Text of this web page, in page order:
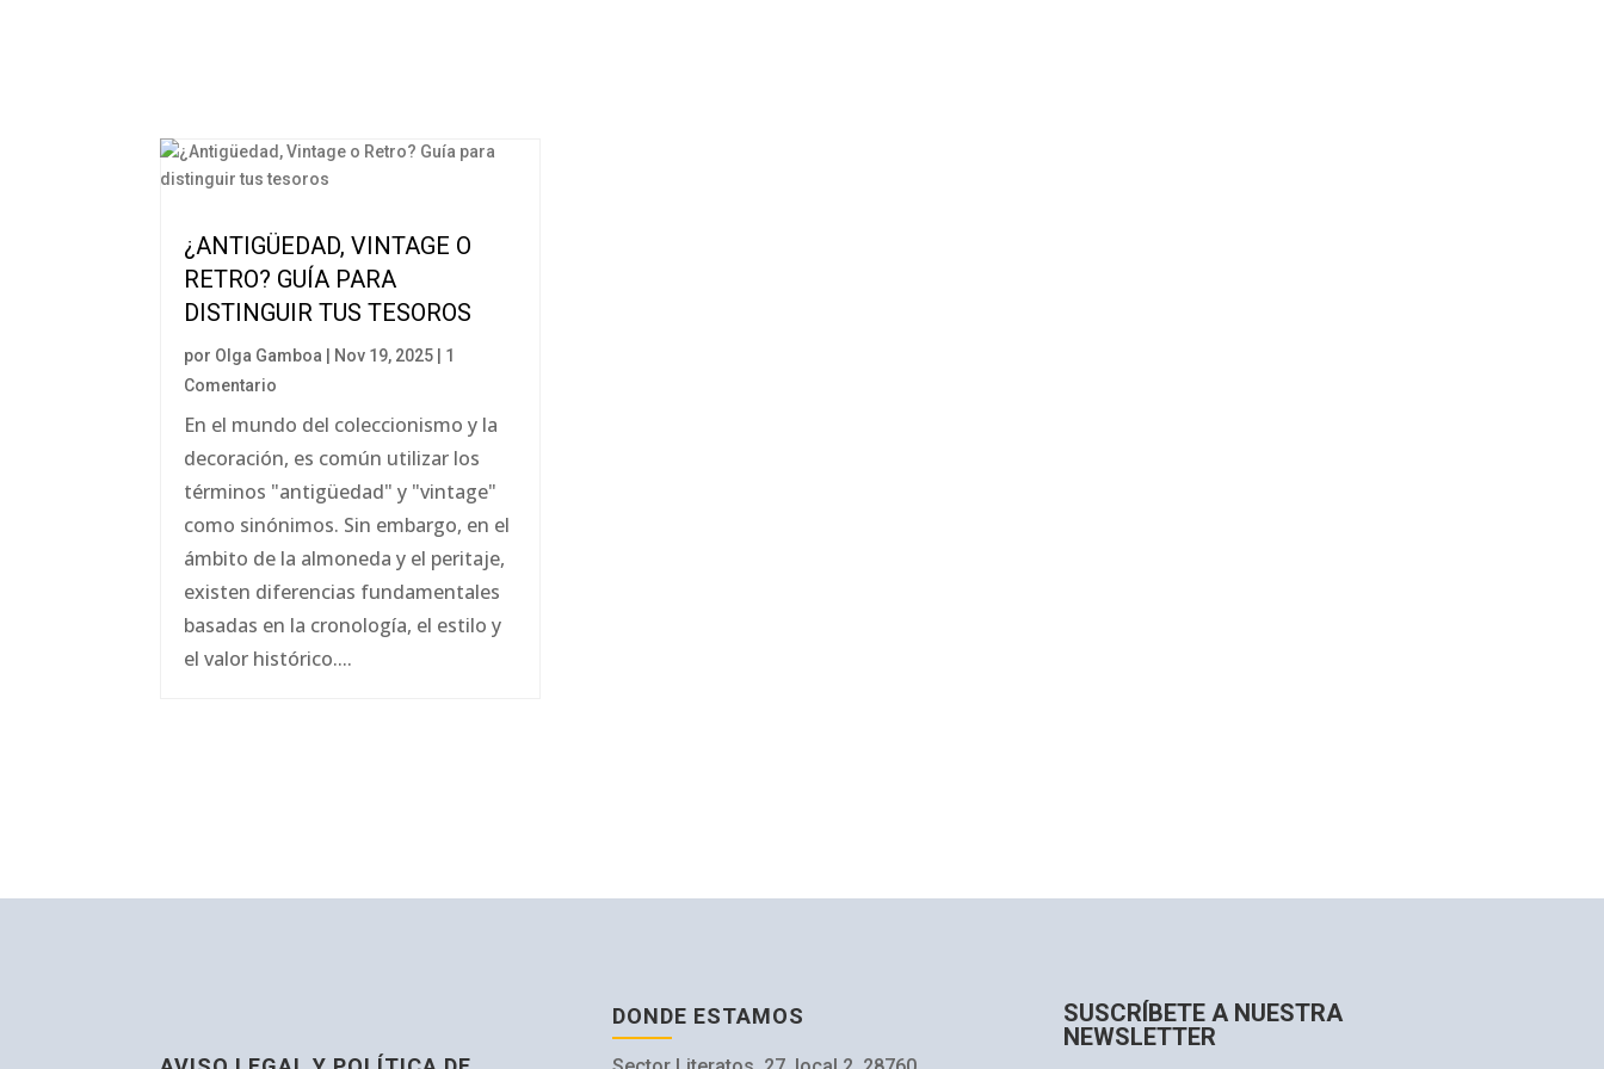
¿ANTIGÜEDAD, VINTAGE O
RETRO? GUÍA PARA
DISTINGUIR TUS TESOROS
por Olga Gamboa Nov 19, 2025 | 1
Comentario
En el mundo del coleccionismo y la
decoración, es común utilizar los
términos "antigüedad" y "vintage"
como sinónimos. Sin embargo, en el
ámbito de la almoneda y el peritaje,
existen diferencias fundamentales
basadas en la cronología, el estilo y
el valor histórico....
DONDE ESTAMOS
SUSCRÍBETE A NUESTRA
NEWSLETTER